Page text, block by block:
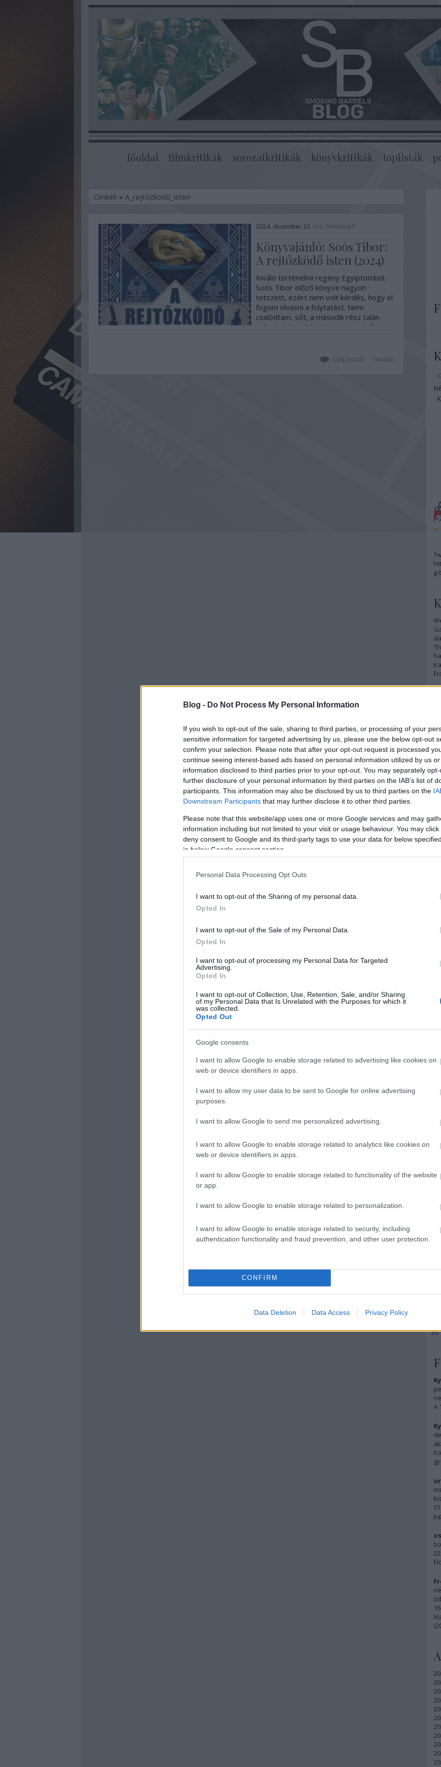
Blog - Do Not Process My Personal Information
If you wish to opt-out of the sale, sharing to third parties, or processing of your
sensitive information for targeted advertising by us, please use the below opt-out
confirm your selection. Please note that after your opt-out request is processed
continue seeing interest-based ads based on personal information utilized by us
information disclosed to third parties prior to your opt-out. You may separately
further disclosure of your personal information by third parties on the IAB’s list of
participants. This information may also be disclosed by us to third parties on the
Downstream Participants that may further disclose it to other third parties.
Please note that this website/app uses one or more Google services and may
information including but not limited to your visit or usage behaviour. You may
deny consent to Google and its third-party tags to use your data for below
in below Google consent section.
Personal Data Processing Opt Outs
I want to opt-out of the Sharing of my personal data.
Opted In
I want to opt-out of the Sale of my Personal Data.
Opted In
I want to opt-out of processing my Personal Data for Targeted
Advertising.
Opted In
I want to opt-out of Collection, Use, Retention, Sale, and/or Sharing
of my Personal Data that Is Unrelated with the Purposes for which it
was collected.
Opted Out
Google consents
I want to allow Google to enable storage related to advertising like cookies on
web or device identifiers in apps.
I want to allow my user data to be sent to Google for online advertising
purposes.
I want to allow Google to send me personalized advertising.
I want to allow Google to enable storage related to analytics like cookies on
web or device identifiers in apps.
I want to allow Google to enable storage related to functionality of the website
or app.
I want to allow Google to enable storage related to personalization.
I want to allow Google to enable storage related to security, including
authentication functionality and fraud prevention, and other user protection.
CONFIRM
Data Deletion Data Access Privacy Policy
főoldal filmkritikák sorozatkritikák könyvkritikák toplisták
Címkék» A_rejtőzködő_isten
2024. december 23. írta: FilmBaráth
Könyvajánló: Soós Tibor:
A rejtőzködő isten (2024)
Kiváló történelmi regény Egyiptomból.
Soós Tibor előző könyve nagyon
tetszett, ezért nem volt kérdés, hogy el
fogom olvasni a folytatást. Nem
csalódtam, sőt, a második rész talán
még érdekesebb volt, mint az első,
Tovább
Szólj hozzá!
A